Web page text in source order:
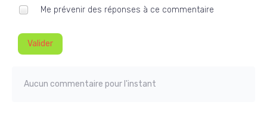
Me prévenir des réponses à ce commentaire
Valider
Aucun commentaire pour l'instant